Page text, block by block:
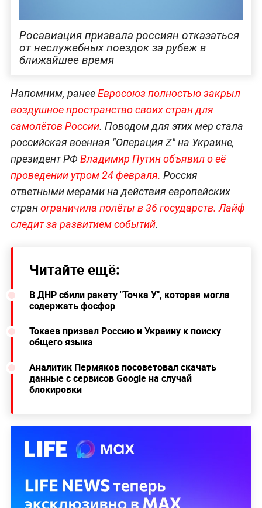
Росавиация призвала россиян отказаться
от неслужебных поездок за рубеж в
ближайшее время
Напомним, ранееЕвросоюз полностью закрыл
воздушное пространство своих стран для
самолётов России. Поводом для этих мер стала
российская военная "Операция Z" на Украине,
президент РФ Владимир Путин объявил о её
проведении утром 24 февраля. Россия
ответными мерами на действия европейских
странограничила полёты в 36 государств. Лайф
следит за развитием событий.
Читайте ещё:
В ДНР сбили ракету "Точка У", которая могла
содержать фосфор
Токаев призвал Россию и Украину к поиску
общего языка
Аналитик Пермяков посоветовал скачать
данные с сервисов Google на случай
блокировки